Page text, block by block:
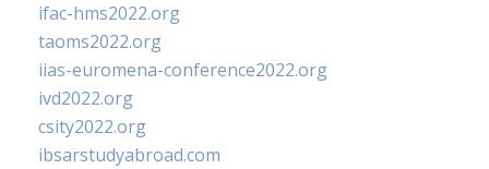
ifac-hms2022.org
taoms2022.org
iias-euromena-conference2022.org
ivd2022.org
csity2022.org
ibsarstudyabroad.com